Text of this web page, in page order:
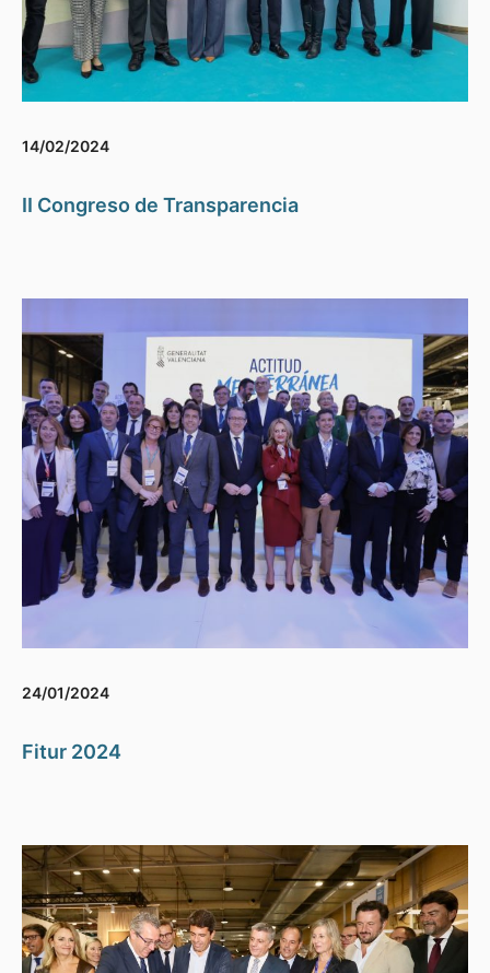
14/02/2024
II Congreso de Transparencia
24/01/2024
Fitur 2024